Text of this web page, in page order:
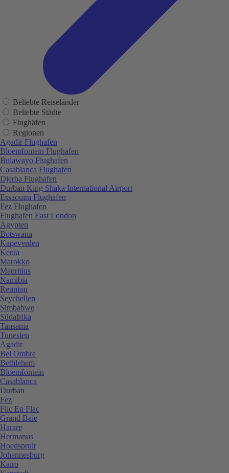
Beliebte Reiseländer
Beliebte Städte
Flughäfen
Regionen
Agadir Flughafen
Bloemfontein Flughafen
Bulawayo Flughafen
Casablanca Flughafen
Djerba Flughafen
Durban King Shaka International Airport
Essaouira Flughafen
Fez Flughafen
Flughafen East London
Ägypten
Botswana
Kapeverden
Kenia
Marokko
Mauritius
Namibia
Reunion
Seychellen
Simbabwe
Südafrika
Tansania
Tunesien
Agadir
Bel Ombre
Bethlehem
Bloemfontein
Casablanca
Durban
Fez
Flic En Flac
Grand Baie
Harare
Hermanus
Hoedspruit
Johannesburg
Kairo